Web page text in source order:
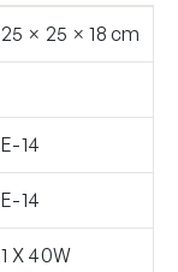
25 × 25 × 18 cm
E-14
E-14
1 X 40W